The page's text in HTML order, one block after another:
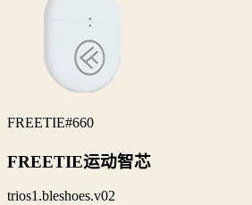
FREETIE#660
FREETIE运动智芯
trios1.bleshoes.v02